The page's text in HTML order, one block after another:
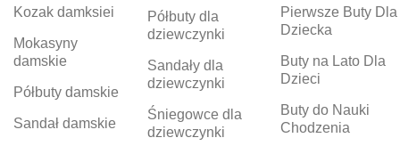
Kozak damksiei
Mokasyny
damskie
Półbuty damskie
Sandał damskie
Półbuty dla
dziewczynki
Sandały dla
dziewczynki
Śniegowce dla
dziewczynki
Pierwsze Buty Dla
Dziecka
Buty na Lato Dla
Dzieci
Buty do Nauki
Chodzenia